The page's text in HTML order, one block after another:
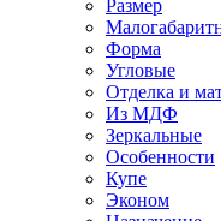
Размер
Форма
Угловые
Отделка и
Из МДФ
Зеркальные
Особенности
Купе
Эконом